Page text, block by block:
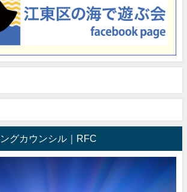
グカウンシル｜RFC